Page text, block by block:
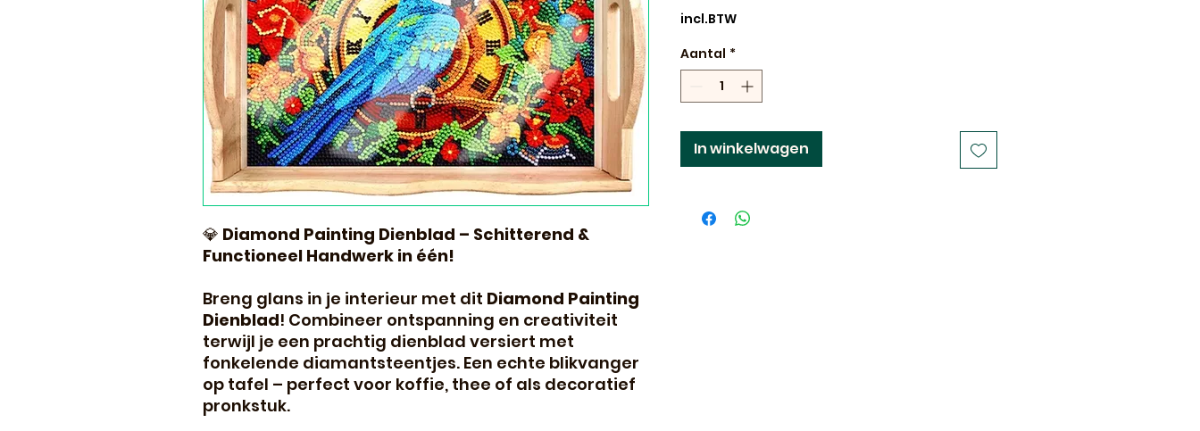
💎 Diamond Painting Dienblad – Schitterend &
Functioneel Handwerk in één!
Breng glans in je interieur met dit Diamond Painting
Dienblad! Combineer ontspanning en creativiteit
terwijl je een prachtig dienblad versiert met
fonkelende diamantsteentjes. Een echte blikvanger
op tafel – perfect voor koffie, thee of als decoratief
pronkstuk.
incl.BTW
Aantal *
In winkelwagen